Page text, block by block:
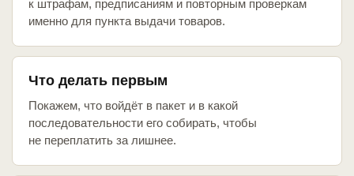
к штрафам, предписаниям и повторным проверкам
именно для пункта выдачи товаров.
Что делать первым
Покажем, что войдёт в пакет и в какой
последовательности его собирать, чтобы
не переплатить за лишнее.